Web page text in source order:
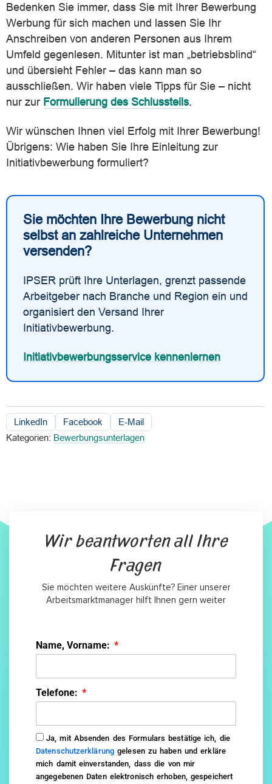
Bedenken Sie immer, dass Sie mit Ihrer Bewerbung
Werbung für sich machen und lassen Sie Ihr
Anschreiben von anderen Personen aus Ihrem
Umfeld gegenlesen. Mitunter ist man „betriebsblind“
und übersieht Fehler – das kann man so
ausschließen. Wir haben viele Tipps für Sie – nicht
nur zur Formulierung des Schlussteils.
Wir wünschen Ihnen viel Erfolg mit Ihrer Bewerbung!
Übrigens: Wie haben Sie Ihre Einleitung zur
Initiativbewerbung formuliert?
Sie möchten Ihre Bewerbung nicht
selbst an zahlreiche Unternehmen
versenden?
IPSER prüft Ihre Unterlagen, grenzt passende
Arbeitgeber nach Branche und Region ein und
organisiert den Versand Ihrer
Initiativbewerbung.
Initiativbewerbungsservice kennenlernen
LinkedIn Facebook
E-Mail
Kategorien: Bewerbungsunterlagen
Wir beantworten all Ihre
Fragen
Sie möchten weitere Auskünfte? Einer unserer
Arbeitsmarktmanager hilft Ihnen gern weiter
Name, Vorname:
Telefone:
Ja, mit Absenden des Formulars bestätige ich, die
Datenschutzerklärung gelesen zu haben und erkläre
mich damit einverstanden, dass die von mir
angegebenen Daten elektronisch erhoben, gespeichert